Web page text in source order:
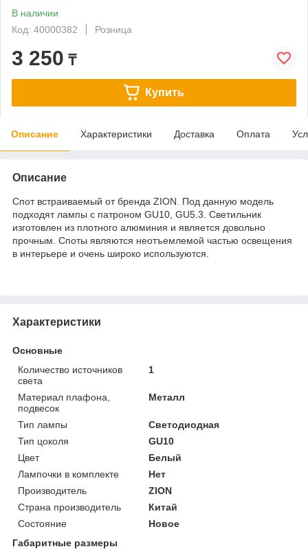
В наличии
Код: 40000382
Розница
3 250 ₸
Купить
Описание Характеристики Доставка Оплата
Описание
Спот встраиваемый от бренда ZION. Под данную модель
подходят лампы с патроном GU10, GU5.3. Светильник
изготовлен из плотного алюминия и является довольно
прочным. Споты являются неотъемлемой частью освещения
в интерьере и очень широко используются.
Характеристики
Основные
Количество источников
света
1
Материал плафона,
подвесок
Металл
Тип лампы
Светодиодная
Тип цоколя
GU10
Цвет
Белый
Лампочки в комплекте
Нет
Производитель
ZION
Страна производитель
Китай
Состояние
Новое
Габаритные размеры